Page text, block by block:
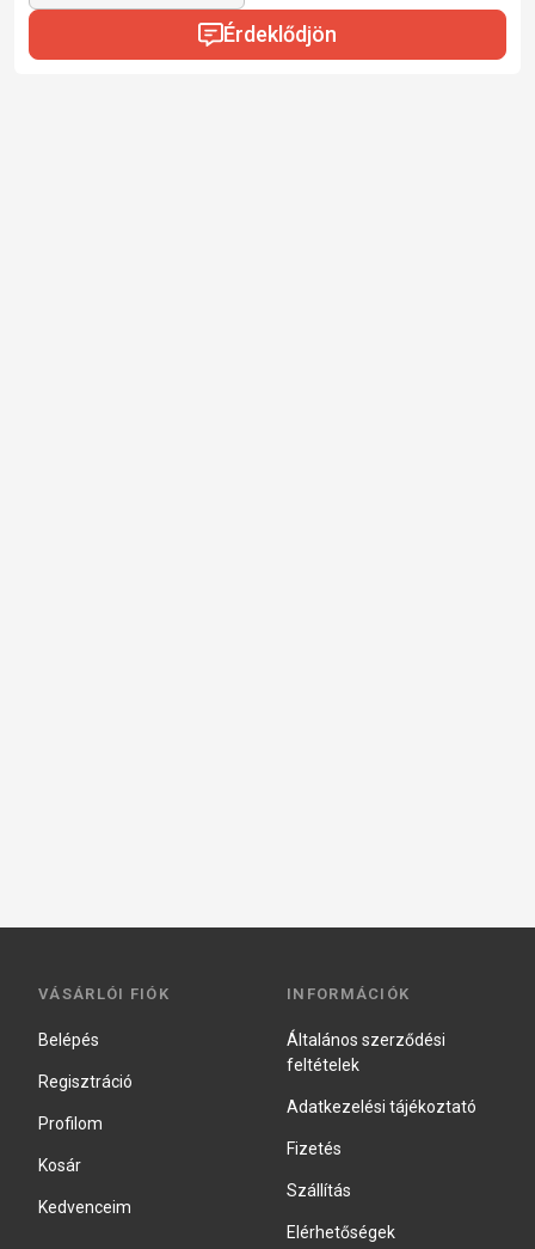
Érdeklődjön
VÁSÁRLÓI FIÓK
Belépés
Regisztráció
Profilom
Kosár
Kedvenceim
INFORMÁCIÓK
Általános szerződési
feltételek
Adatkezelési tájékoztató
Fizetés
Szállítás
Elérhetőségek